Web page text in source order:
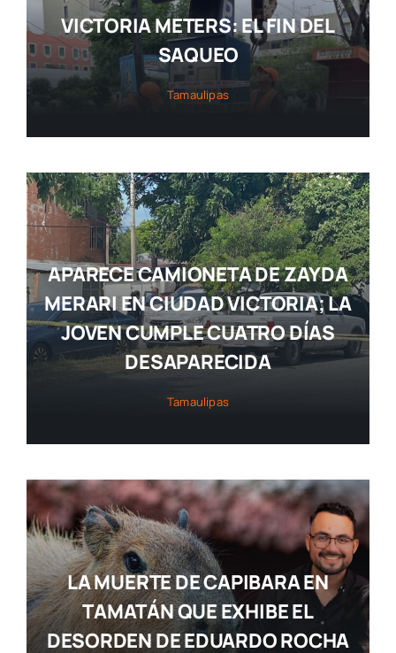
VICTORIA METERS: EL FIN DEL
SAQUEO
Tamaulipas
APARECE CAMIONETA DE ZAYDA
MERARI EN CIUDAD VICTORIA; LA
JOVEN CUMPLE CUATRO DÍAS
DESAPARECIDA
Tamaulipas
LA MUERTE DE CAPIBARA EN
TAMATÁN QUE EXHIBE EL
DESORDEN DE EDUARDO ROCHA